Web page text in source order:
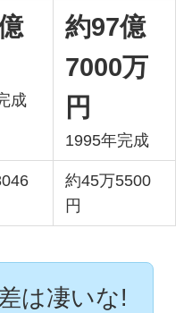
成
約97億
7000万
円
1995年完成
約45万5500
円
は凄いな!